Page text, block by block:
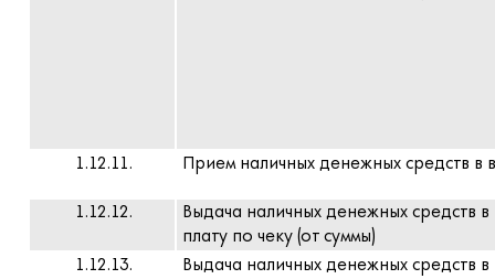
1.12.11. Прием наличных денежных средств в
1.12.12.
Выдача наличных денежных средств
плату по чеку (от суммы)
1.12.13.
Выдача наличных денежных средств